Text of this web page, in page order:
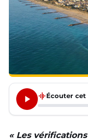
graphic_eqÉcouter
« Les